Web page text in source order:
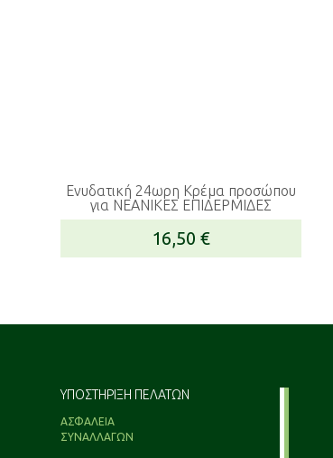
Ενυδατική 24ωρη Κρέμα προσώπου
για ΝΕΑΝΙΚΕΣ ΕΠΙΔΕΡΜΙΔΕΣ
16,50€
ΥΠΟΣΤΗΡΙΞΗ ΠΕΛΑΤΩΝ
ΑΣΦΑΛΕΙΑ
ΣΥΝΑΛΛΑΓΩΝ